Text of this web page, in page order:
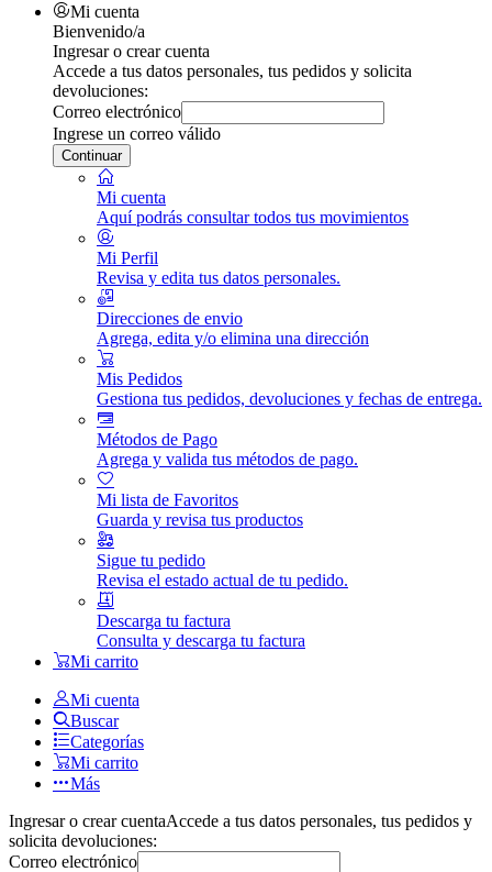
Mi cuenta
Bienvenido/a
Ingresar o crear cuenta
Accede a tus datos personales, tus pedidos y solicita
devoluciones:
Correo electrónico
Ingrese un correo válido
Continuar
Mi cuenta
Aquí podrás consultar todos tus movimientos
Mi Perfil
Revisa y edita tus datos personales.
Direcciones de envio
Agrega, edita y/o elimina una dirección
Mis Pedidos
Gestiona tus pedidos, devoluciones y fechas de entrega.
Métodos de Pago
Agrega y valida tus métodos de pago.
Mi lista de Favoritos
Guarda y revisa tus productos
Sigue tu pedido
Revisa el estado actual de tu pedido.
Descarga tu factura
Consulta y descarga tu factura
Mi carrito
Mi cuenta
Buscar
Categorías
Mi carrito
Más
Ingresar o crear cuentaAccede a tus datos personales, tus pedidos y
solicita devoluciones:
Correo electrónico